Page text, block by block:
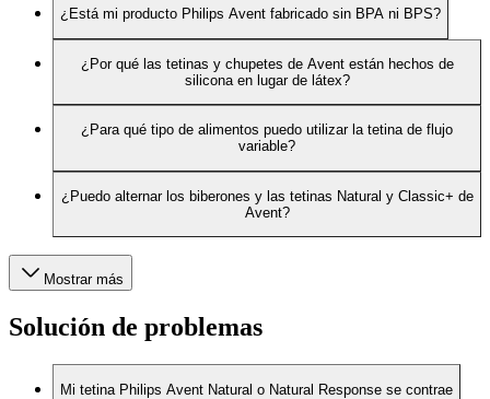
¿Está mi producto Philips Avent fabricado sin BPA ni BPS?
¿Por qué las tetinas y chupetes de Avent están hechos de
silicona en lugar de látex?
¿Para qué tipo de alimentos puedo utilizar la tetina de flujo
variable?
¿Puedo alternar los biberones y las tetinas Natural y Classic+ de
Avent?
Mostrar más
Solución de problemas
Mi tetina Philips Avent Natural o Natural Response se contrae